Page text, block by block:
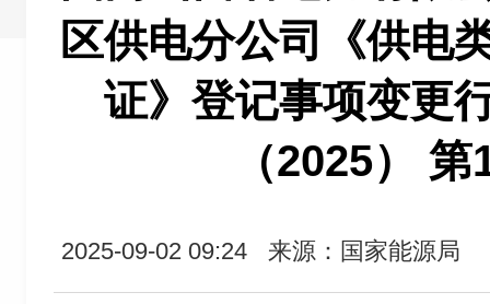
区供电分公司《供电
证》登记事项变更
（2025）
2025-09-02 09:24 来源：国家能源局